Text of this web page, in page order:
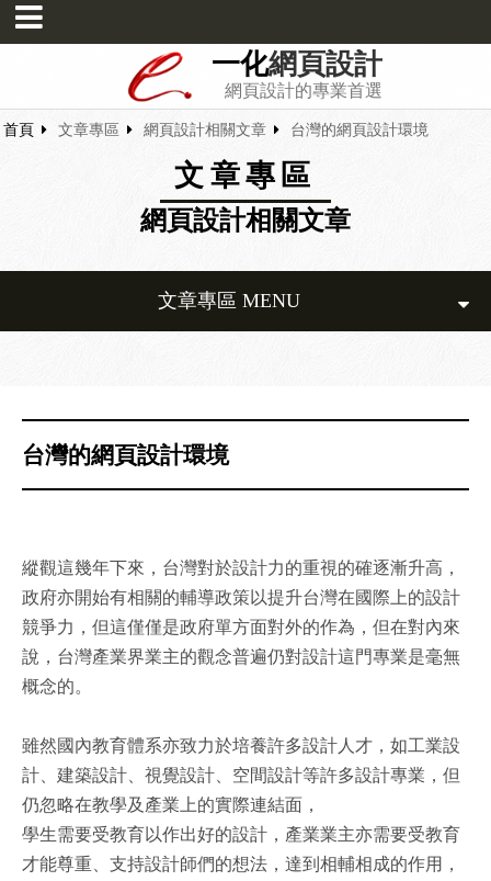
一化網頁設計
網頁設計的專業首選
首頁 文章專區 網頁設計相關文章 台灣的網頁設計環境
文章專區
網頁設計相關文章
文章專區 MENU
台灣的網頁設計環境
縱觀這幾年下來，台灣對於設計力的重視的確逐漸升高，
政府亦開始有相關的輔導政策以提升台灣在國際上的設計
競爭力，但這僅僅是政府單方面對外的作為，但在對內來
說，台灣產業界業主的觀念普遍仍對設計這門專業是毫無
概念的。
雖然國內教育體系亦致力於培養許多設計人才，如工業設
計、建築設計、視覺設計、空間設計等許多設計專業，但
仍忽略在教學及產業上的實際連結面，
學生需要受教育以作出好的設計，產業業主亦需要受教育
才能尊重、支持設計師們的想法，達到相輔相成的作用，